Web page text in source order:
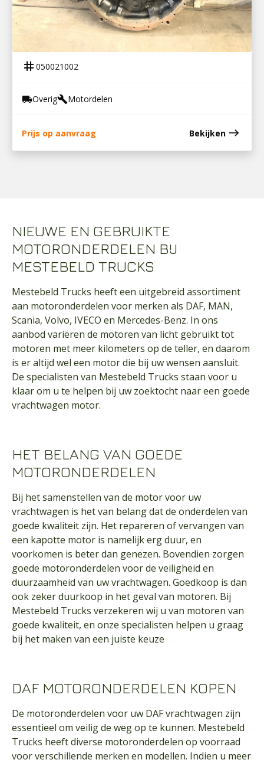
050021002
VLIEGWIELHUIS DEUTZ BF8L2015
tag 050021002
local_shippingOverigbuildMotordelen
Prijs op aanvraag Bekijken east
NIEUWE EN GEBRUIKTE
MOTORONDERDELEN BIJ
MESTEBELD TRUCKS
Mestebeld Trucks heeft een uitgebreid assortiment
aan motoronderdelen voor merken als DAF, MAN,
Scania, Volvo, IVECO en Mercedes-Benz. In ons
aanbod variëren de motoren van licht gebruikt tot
motoren met meer kilometers op de teller, en daarom
is er altijd wel een motor die bij uw wensen aansluit.
De specialisten van Mestebeld Trucks staan voor u
klaar om u te helpen bij uw zoektocht naar een goede
vrachtwagen motor.
HET BELANG VAN GOEDE
MOTORONDERDELEN
Bij het samenstellen van de motor voor uw
vrachtwagen is het van belang dat de onderdelen van
goede kwaliteit zijn. Het repareren of vervangen van
een kapotte motor is namelijk erg duur, en
voorkomen is beter dan genezen. Bovendien zorgen
goede motoronderdelen voor de veiligheid en
duurzaamheid van uw vrachtwagen. Goedkoop is dan
ook zeker duurkoop in het geval van motoren. Bij
Mestebeld Trucks verzekeren wij u van motoren van
goede kwaliteit, en onze specialisten helpen u graag
bij het maken van een juiste keuze
DAF MOTORONDERDELEN KOPEN
De motoronderdelen voor uw DAF vrachtwagen zijn
essentieel om veilig de weg op te kunnen. Mestebeld
Trucks heeft diverse motoronderdelen op voorraad
voor verschillende merken en modellen. Indien u meer